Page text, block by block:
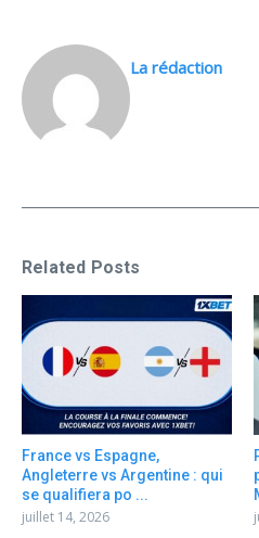
La rédaction
Related Posts
France vs Espagne,
Angleterre vs Argentine : qui
se qualifiera po ...
juillet 14, 2026